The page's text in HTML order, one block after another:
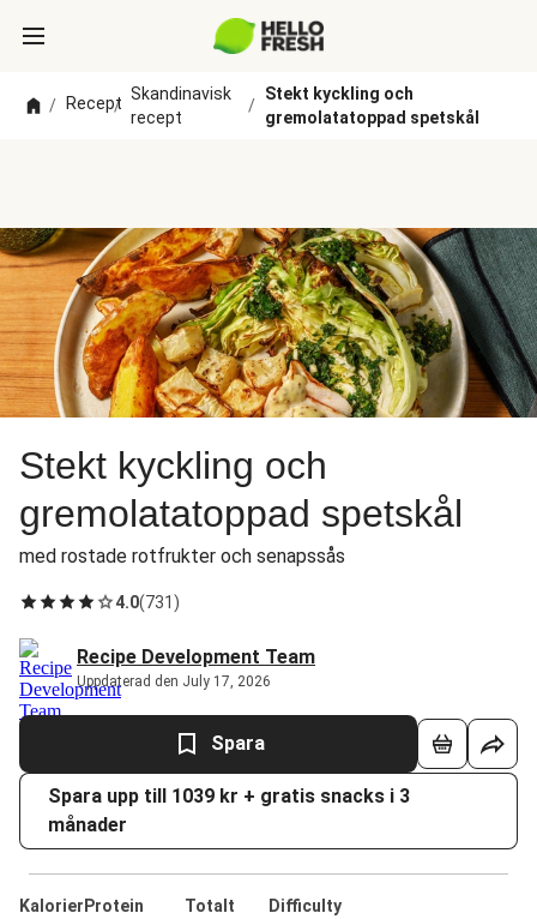
/ Recept
/
Skandinavisk
recept
/
Stekt kyckling och
gremolatatoppad spetskål
Stekt kyckling och
gremolatatoppad spetskål
med rostade rotfrukter och senapssås
4.0(731 )
Recipe Development Team
Uppdaterad den July 17, 2026
Spara
Spara upp till 1039 kr + gratis snacks i 3
månader
Kalorier Protein
Totalt
Difficulty